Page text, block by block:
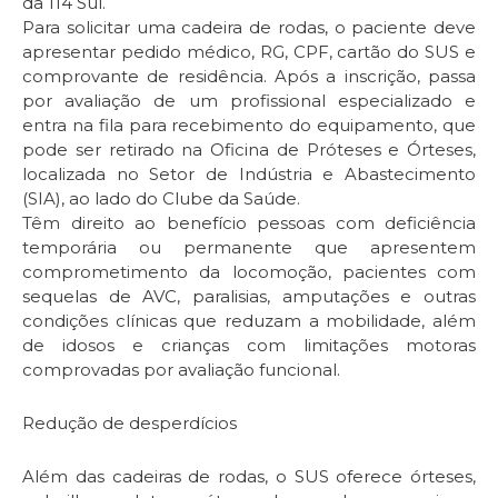
Para solicitar uma cadeira de rodas, o paciente deve
apresentar pedido médico, RG, CPF, cartão do SUS e
comprovante de residência. Após a inscrição, passa
por avaliação de um profissional especializado e
entra na fila para recebimento do equipamento, que
pode ser retirado na Oficina de Próteses e Órteses,
localizada no Setor de Indústria e Abastecimento
(SIA), ao lado do Clube da Saúde.
Têm direito ao benefício pessoas com deficiência
temporária ou permanente que apresentem
comprometimento da locomoção, pacientes com
sequelas de AVC, paralisias, amputações e outras
condições clínicas que reduzam a mobilidade, além
de idosos e crianças com limitações motoras
comprovadas por avaliação funcional.
Redução de desperdícios
Além das cadeiras de rodas, o SUS oferece órteses,